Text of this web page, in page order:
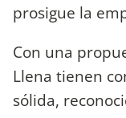
prosigue la
Con una
Llena tienen
sólida,